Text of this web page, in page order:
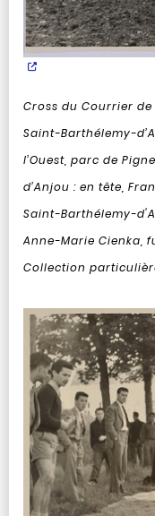
Cross du Courrier de
Saint-Barthélemy-
l’Ouest, parc de
d’Anjou : en tête,
Saint-Barthélemy-
Anne-Marie Cienka,
Collection